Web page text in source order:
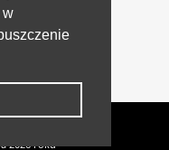
w
zastrzeżone
2026 roku